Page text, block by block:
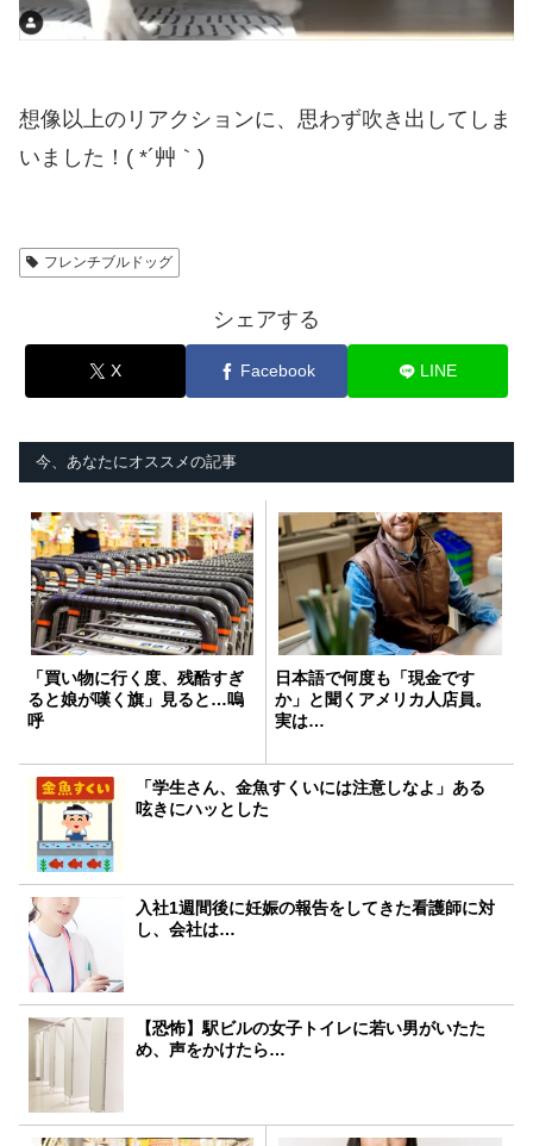
想像以上のリアクションに、思わず吹き出してしま
いました！( *´艸｀)
フレンチブルドッグ
シェアする
X Facebook LINE
今、あなたにオススメの記事
「買い物に行く度、残酷すぎ
ると娘が嘆く旗」見ると…嗚
呼
日本語で何度も「現金です
か」と聞くアメリカ人店員。
実は…
「学生さん、金魚すくいには注意しなよ」ある
呟きにハッとした
入社1週間後に妊娠の報告をしてきた看護師に対
し、会社は…
【恐怖】駅ビルの女子トイレに若い男がいたた
め、声をかけたら…